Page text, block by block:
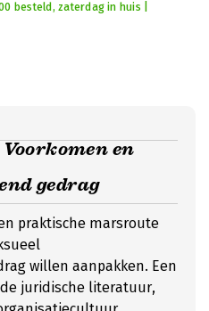
besteld, zaterdag in huis |
en
gedrag
praktische marsroute
willen aanpakken. Een
juridische literatuur,